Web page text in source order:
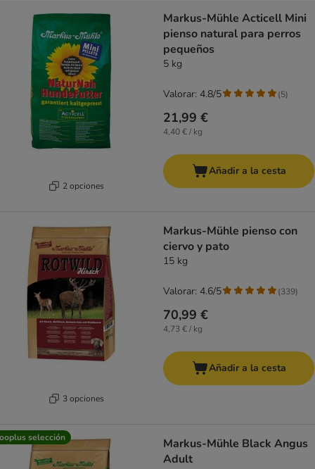
2 opciones
Markus-Mühle Acticell Mini
pienso natural para perros
pequeños
5 kg
21,99 €
4,40 € / kg
Valorar: 4.8/5 (5)
Añadir a la cesta
3 opciones
Markus-Mühle pienso con
ciervo y pato
15 kg
70,99 €
4,73 € / kg
Valorar: 4.6/5 (339)
Añadir a la cesta
selección
Markus-Mühle Black Angus
Adult